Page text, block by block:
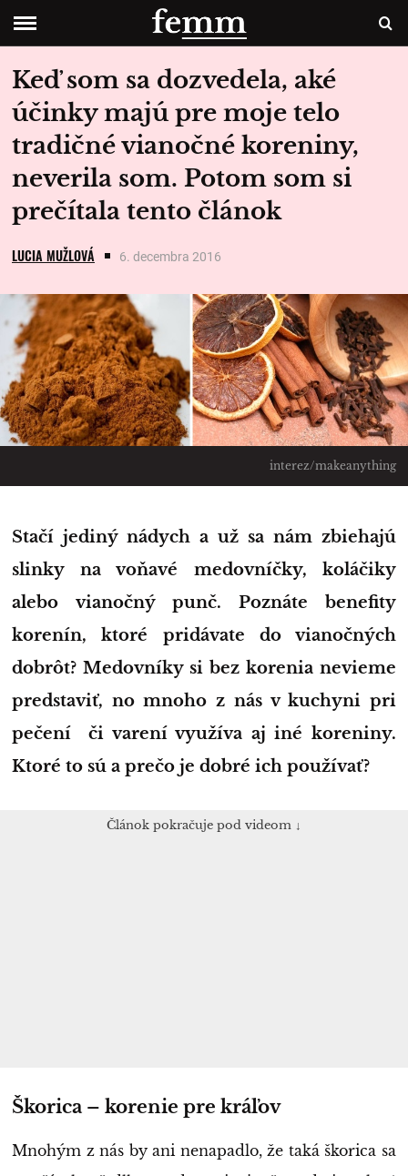
Keď som sa dozvedela, aké
účinky majú pre moje telo
tradičné vianočné koreniny,
neverila som. Potom som si
prečítala tento článok
LUCIA MUŽLOVÁ 6. decembra 2016
interez/makeanything
Stačí jediný nádych a už sa nám zbiehajú
slinky na voňavé medovníčky, koláčiky
alebo vianočný punč. Poznáte benefity
korenín, ktoré pridávate do vianočných
dobrôt? Medovníky si bez korenia nevieme
predstaviť, no mnoho z nás v kuchyni pri
pečení či varení využíva aj iné koreniny.
Ktoré to sú a prečo je dobré ich používať?
Článok pokračuje pod videom ↓
Škorica – korenie pre kráľov
Mnohým z nás by ani nenapadlo, že taká škorica sa